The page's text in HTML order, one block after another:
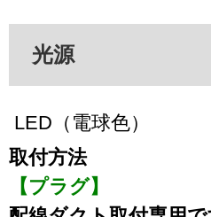
光源
LED（電球色）
取付方法
【プラグ】